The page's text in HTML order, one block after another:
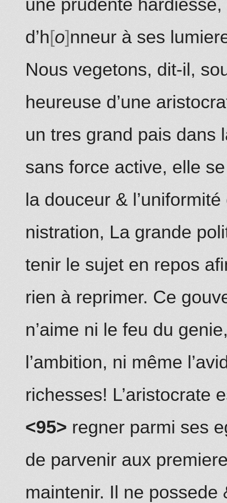
une prudente
d’h o nneur à ses
Nous vegetons, dit-il,
heureuse d’une
un tres grand pais dans
sans force active, elle
la douceur &
nistration, La grande
tenir le sujet en repos
rien à reprimer. Ce
n’aime ni le feu du
l’ambition, ni même
richesses! L’aristocrate
<95> regner parmi ses
de parvenir aux
maintenir. Il ne possede